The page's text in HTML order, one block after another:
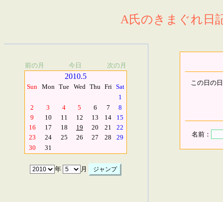
A氏のきまぐれ日
前の月 今日 次の月
2010.5
Sun Mon Tue Wed Thu Fri Sat
1
2
3 4 5 6 7
8
9
10 11 12 13 14
15
16
17 18 19 20 21
22
23
24 25 26 27 28
29
30
31
年 月
この日の
名前：